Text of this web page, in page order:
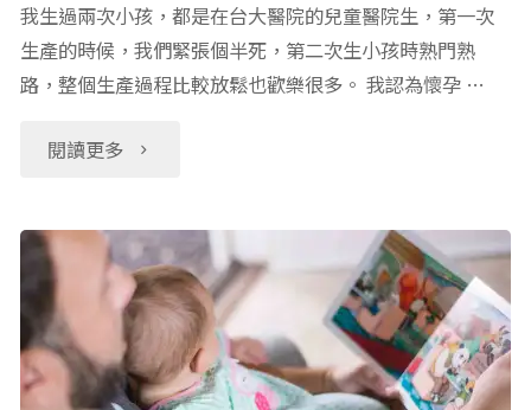
息
表
我
的
咖
戒
斷
紀
我生過兩次小孩，都是在台大醫院的兒童醫院生，第一次
生產的時候，我們緊張個半死，第二次生小孩時熟門熟
路，整個生產過程比較放鬆也歡樂很多。 我認為懷孕 …
閱讀更多
"分
不
可
怕！